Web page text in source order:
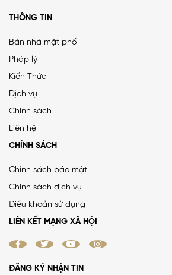
THÔNG TIN
Bán nhà mặt phố
Pháp lý
Kiến Thức
Dịch vụ
Chính sách
Liên hệ
CHÍNH SÁCH
Chính sách bảo mật
Chính sách dịch vụ
Điều khoản sử dụng
LIÊN KẾT MẠNG XÃ HỘI
ĐĂNG KÝ NHẬN TIN